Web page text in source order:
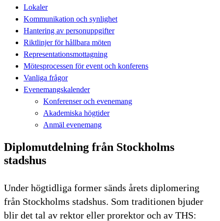
Lokaler
Kommunikation och synlighet
Hantering av personuppgifter
Riktlinjer för hållbara möten
Representationsmottagning
Mötesprocessen för event och konferens
Vanliga frågor
Evenemangskalender
Konferenser och evenemang
Akademiska högtider
Anmäl evenemang
Diplomutdelning från Stockholms
stadshus
Under högtidliga former sänds årets diplomering
från Stockholms stadshus. Som traditionen bjuder
blir det tal av rektor eller prorektor och av THS: